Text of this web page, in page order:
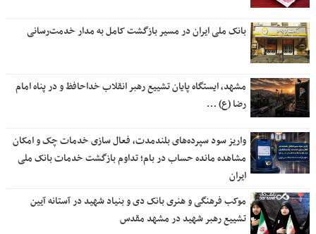
بانک ملی ایران در مسیر بازگشت کامل به مدار خدمت‌رسانی
مشهد، ایستگاه پایان تشییع رهبر انقلاب خداحافظ و در پناه امام
رضا (ع) …
واریز سود سپرده‌های بلندمدت، فعال سازی خدمات چک و امکان
مشاهده مانده حساب در بام؛ تداوم بازگشت خدمات بانک ملی
ایران
موکب فرهنگی و هنری بانک دی و بنیاد شهید در آستانه آیین
تشییع رهبر شهید در مشهد مقدس